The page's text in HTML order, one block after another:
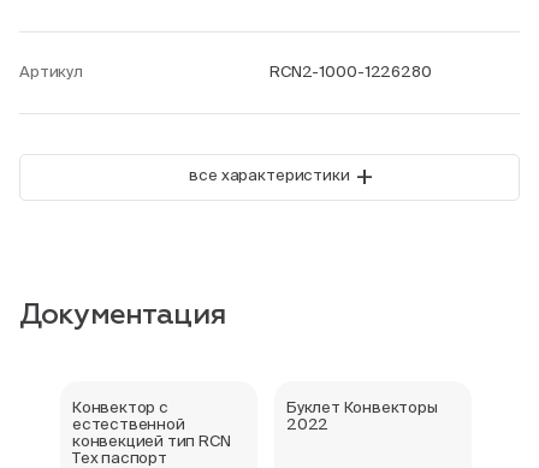
Артикул RCN2-1000-1226280
все характеристики +
Документация
Конвектор с
естественной
конвекцией тип RCN
Тех паспорт
Буклет Конвекторы
2022